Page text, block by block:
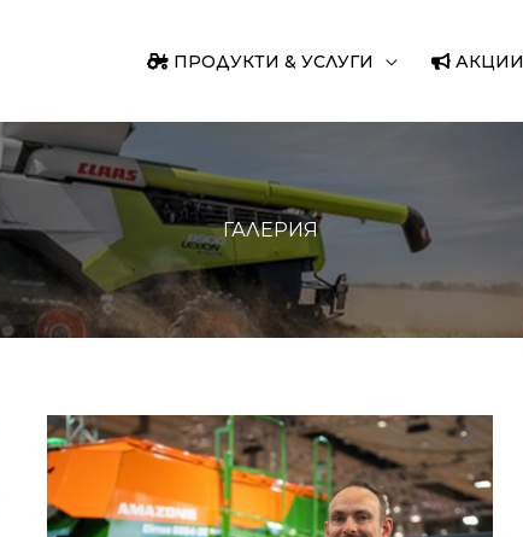
ПРОДУКТИ & УСЛУГИ АКЦИИ
ГАЛЕРИЯ
AMAZONE
на
Агритехника:
Иновации,